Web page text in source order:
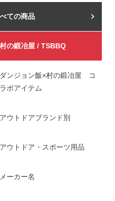
鍛冶屋本店
村の鍛冶屋 / TSBBQ
ダンジョン飯×村の鍛冶屋 コ
ラボアイテム
アウトドアブランド別
アウトドア・スポーツ用品
メーカー名